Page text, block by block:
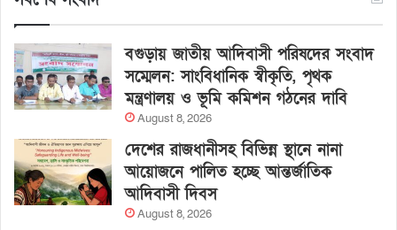
বগুড়ায় জাতীয় আদিবাসী পরিষদের সংবাদ
সম্মেলন: সাংবিধানিক স্বীকৃতি, পৃথক
মন্ত্রণালয় ও ভূমি কমিশন গঠনের দাবি
August 8, 2026
দেশের রাজধানীসহ বিভিন্ন স্থানে নানা
আয়োজনে পালিত হচ্ছে আন্তর্জাতিক
আদিবাসী দিবস
August 8, 2026